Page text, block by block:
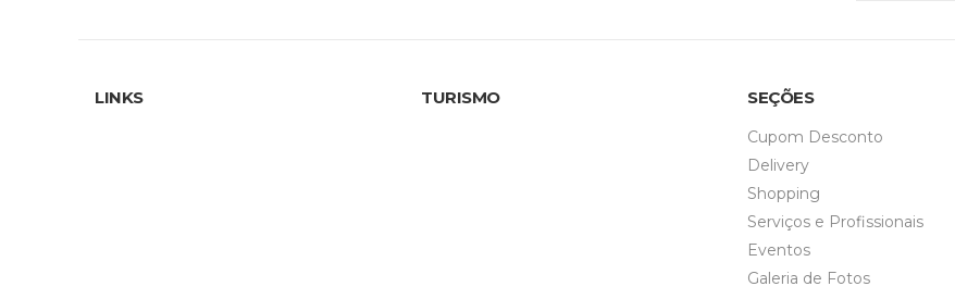
LINKS TURISMO SEÇÕES
Cupom Desconto
Delivery
Shopping
Serviços e Profissionais
Eventos
Galeria de Fotos